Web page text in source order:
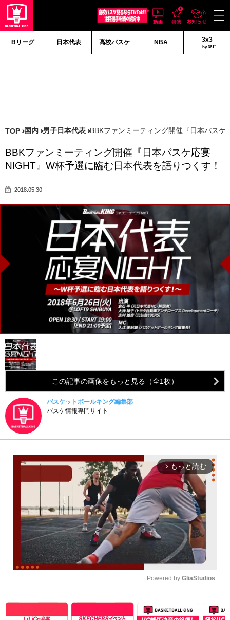
Bリーグ 日本代表 高校バスケ NBA 3x3
by 361°
TOP 国内 男子日本代表 BBKファンミーティング開催『日本バス
BBKファンミーティング開催『日本バスケ応宴
NIGHT』W杯予選に臨む日本代表を語りつくす！
2018.05.30
この記事の画像をもっと見る（全1枚）
バスケットボールキング編集部
バスケ情報専門サイト
arrow_forward_ios もっと読む
Powered by GliaStudios